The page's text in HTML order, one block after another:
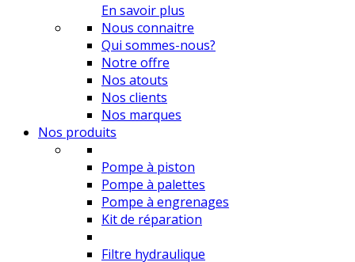
En savoir plus
Nous connaitre
Qui sommes-nous?
Notre offre
Nos atouts
Nos clients
Nos marques
Nos produits
Pompe à piston
Pompe à palettes
Pompe à engrenages
Kit de réparation
Filtre hydraulique